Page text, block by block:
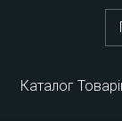
Каталог